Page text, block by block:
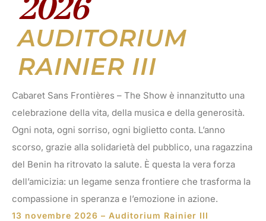
AUDITORIUM
RAINIER III
Cabaret Sans Frontières – The Show è innanzitutto una
celebrazione della vita, della musica e della generosità.
Ogni nota, ogni sorriso, ogni biglietto conta. L’anno
scorso, grazie alla solidarietà del pubblico, una ragazzina
del Benin ha ritrovato la salute. È questa la vera forza
dell’amicizia: un legame senza frontiere che trasforma la
compassione in speranza e l’emozione in azione.
13 novembre 2026 – Auditorium Rainier III